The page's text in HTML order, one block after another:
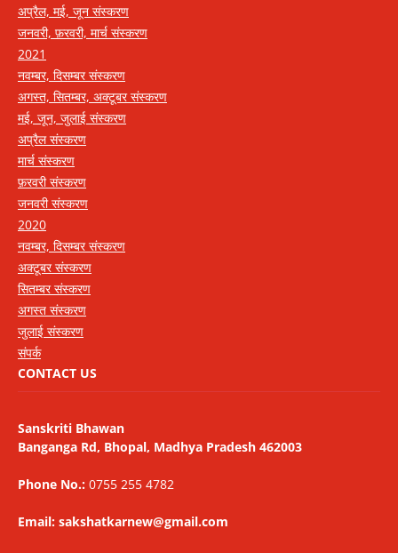
अप्रैल, मई, जून संस्करण
जनवरी, फ़रवरी, मार्च संस्करण
2021
नवम्बर, दिसम्बर संस्करण
अगस्त, सितम्बर, अक्टूबर संस्करण
मई, जून, जुलाई संस्करण
अप्रैल संस्करण
मार्च संस्करण
फ़रवरी संस्करण
जनवरी संस्करण
2020
नवम्बर, दिसम्बर संस्करण
अक्टूबर संस्करण
सितम्बर संस्करण
अगस्त संस्करण
जुलाई संस्करण
संपर्क
CONTACT US
Sanskriti Bhawan
Banganga Rd, Bhopal, Madhya Pradesh 462003
Phone No.: 0755 255 4782
Email: sakshatkarnew@gmail.com